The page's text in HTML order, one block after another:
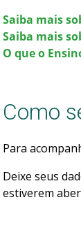
Saiba mais
Saiba mais
O que o
Como
Para
Deixe seus
estiverem